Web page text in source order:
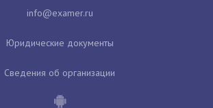
Юридические документы
Сведения об организации